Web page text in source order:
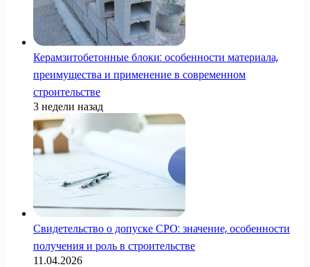
Керамзитобетонные блоки: особенности материала,
преимущества и применение в современном
строительстве
3 недели назад
Свидетельство о допуске СРО: значение, особенности
получения и роль в строительстве
11.04.2026